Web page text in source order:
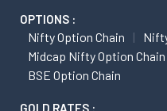
OPTIONS :
Nifty Option Chain
Midcap Nifty Option Chain
BSE Option Chain
GOLD RATES :